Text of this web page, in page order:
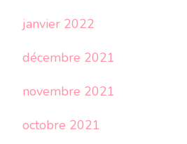
janvier 2022
décembre 2021
novembre 2021
octobre 2021